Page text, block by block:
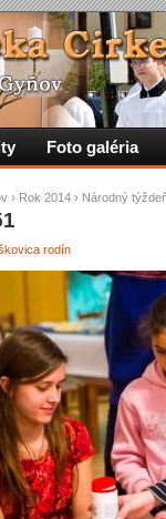
› Rok 2014 › Národný
rodín
Foto galéria